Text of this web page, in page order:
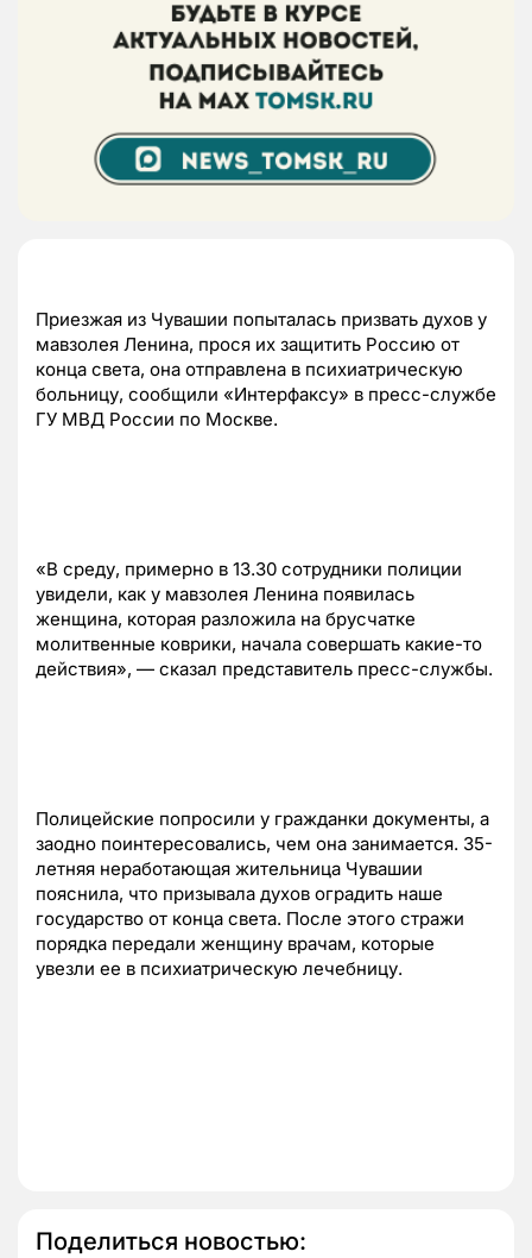
Приезжая из Чувашии попыталась призвать духов у
мавзолея Ленина, прося их защитить Россию от
конца света, она отправлена в психиатрическую
больницу, сообщили «Интерфаксу» в пресс-службе
ГУ МВД России по Москве.
«В среду, примерно в 13.30 сотрудники полиции
увидели, как у мавзолея Ленина появилась
женщина, которая разложила на брусчатке
молитвенные коврики, начала совершать какие-то
действия», — сказал представитель пресс-службы.
Полицейские попросили у гражданки документы, а
заодно поинтересовались, чем она занимается. 35-
летняя неработающая жительница Чувашии
пояснила, что призывала духов оградить наше
государство от конца света. После этого стражи
порядка передали женщину врачам, которые
увезли ее в психиатрическую лечебницу.
Поделиться новостью: